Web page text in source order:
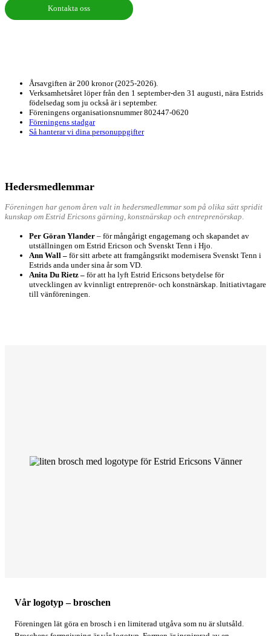
Kontakta oss
Årsavgiften är 200 kronor (2025-2026).
Verksamhetsåret löper från den 1 september-den 31 augusti, nära Estrids
födelsedag som ju också är i september.
Föreningens organisationsnummer 802447-0620
Föreningens stadgar
Så hanterar vi dina personuppgifter
Hedersmedlemmar
Föreningen har genom åren valt in hedersmedlemmar som på olika sätt spridit
kunskap om Estrid Ericsons gärning, konstnärskap och entreprenörskap.
Per Göran Ylander – för mångårigt engagemang och skapandet av
utställningen om Estrid Ericson och Svenskt Tenn i Hjo.
Ann Wall – för sitt arbete att framgångsrikt modernisera Svenskt Tenn i
Estrids anda under sina år som VD.
Anita Du Rietz – för att ha lyft Estrid Ericsons betydelse för
utvecklingen av kvinnligt entreprenör- och konstnärskap. Initiativtagare
till vänföreningen.
Vår logotyp – broschen
Föreningen lät göra en brosch i en limiterad utgåva som nu är slutsåld.